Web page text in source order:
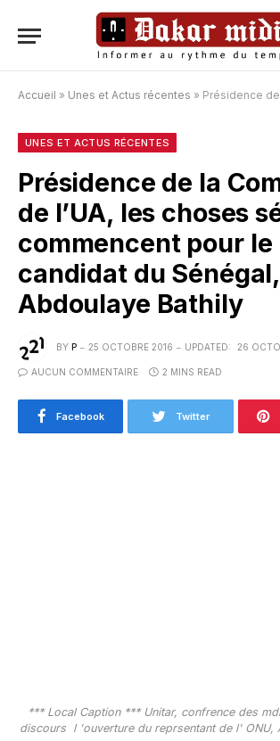
Accueil » Unes et Actus récentes » Présidence de la Commission de l’UA, les choses
UNES ET ACTUS RÉCENTES
Présidence de la
de l’UA, les choses
commencent pour le
candidat du Sénégal,
Abdoulaye Bathily
BY P 25 OCTOBRE 2016 UPDATED: 26
AUCUN COMMENTAIRE 2 MINS READ
Facebook Twitter
*** Local Caption *** Unitar, confrence des
discours  l 'ouverture du reprsentant de l'